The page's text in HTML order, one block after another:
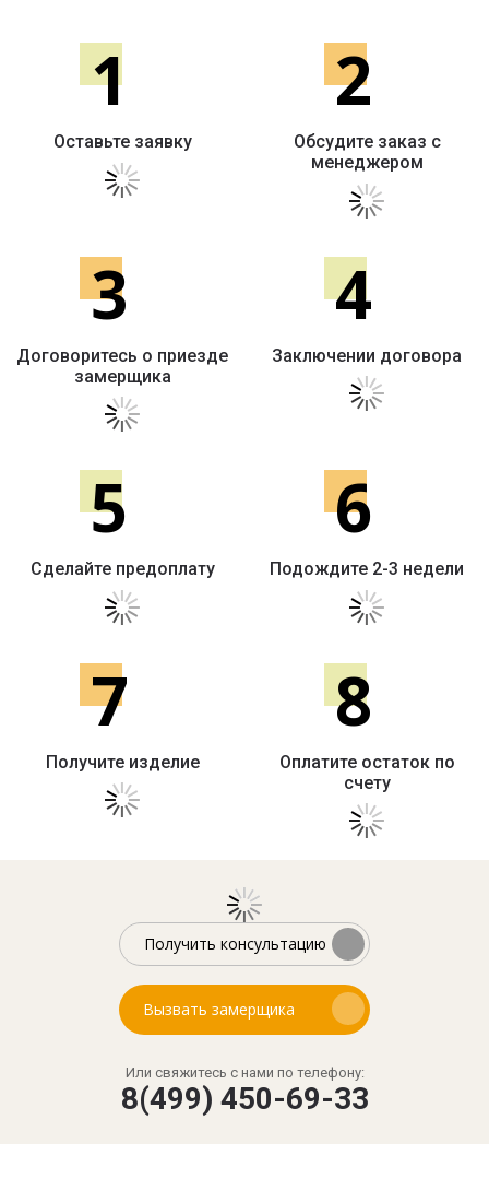
1
Оставьте заявку
2
Обсудите заказ с
менеджером
3
Договоритесь о приезде
замерщика
4
Заключении договора
5
Сделайте предоплату
6
Подождите 2-3 недели
7
Получите изделие
8
Оплатите остаток по
счету
Получить консультацию
Вызвать замерщика
Или свяжитесь с нами по телефону:
8(499) 450-69-33